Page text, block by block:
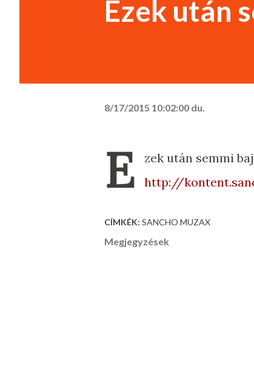
Ezek után
8/17/2015 10:02:00 du.
E
zek után semmi
http://
CÍMKÉK: SANCHO MUZAX
Megjegyzések